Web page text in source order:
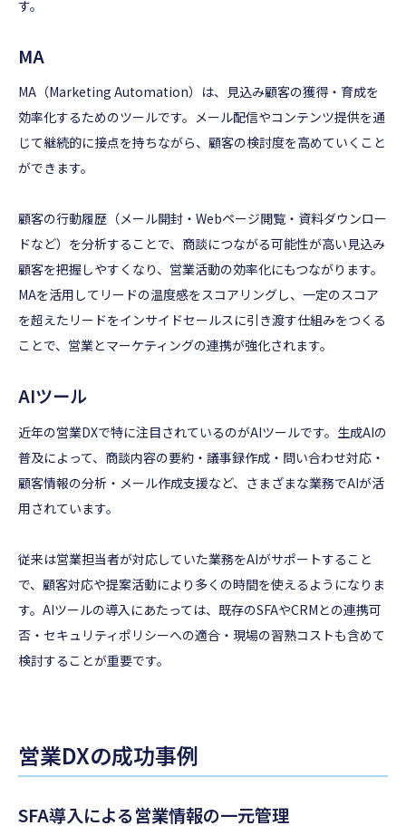
す。
MA
MA（Marketing Automation）は、見込み顧客の獲得・育成を
効率化するためのツールです。メール配信やコンテンツ提供を通
じて継続的に接点を持ちながら、顧客の検討度を高めていくこと
ができます。
顧客の行動履歴（メール開封・Webページ閲覧・資料ダウンロー
ドなど）を分析することで、商談につながる可能性が高い見込み
顧客を把握しやすくなり、営業活動の効率化にもつながります。
MAを活用してリードの温度感をスコアリングし、一定のスコア
を超えたリードをインサイドセールスに引き渡す仕組みをつくる
ことで、営業とマーケティングの連携が強化されます。
AIツール
近年の営業DXで特に注目されているのがAIツールです。生成AIの
普及によって、商談内容の要約・議事録作成・問い合わせ対応・
顧客情報の分析・メール作成支援など、さまざまな業務でAIが活
用されています。
従来は営業担当者が対応していた業務をAIがサポートすること
で、顧客対応や提案活動により多くの時間を使えるようになりま
す。AIツールの導入にあたっては、既存のSFAやCRMとの連携可
否・セキュリティポリシーへの適合・現場の習熟コストも含めて
検討することが重要です。
営業DXの成功事例
SFA導入による営業情報の一元管理